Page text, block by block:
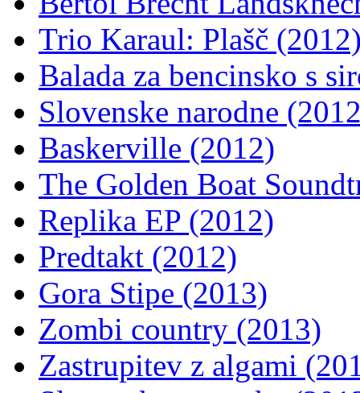
Trio Karaul: Plašč
Balada za bencinsko s
Slovenske narodne
Baskerville (2012)
The Golden Boat
Replika EP (2012)
Predtakt (2012)
Gora Stipe (2013)
Zombi country (2013)
Zastrupitev z algami